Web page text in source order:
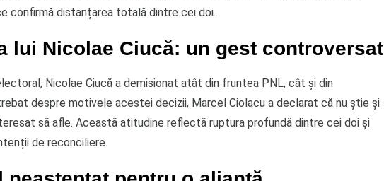
confirmă distanțarea totală dintre cei doi.
lui Nicolae Ciucă: un gest controversat
Nicolae Ciucă a demisionat atât din fruntea PNL, cât și din
despre motivele acestei decizii, Marcel Ciolacu a declarat că nu știe și
să afle. Această atitudine reflectă ruptura profundă dintre cei doi și
de reconciliere.